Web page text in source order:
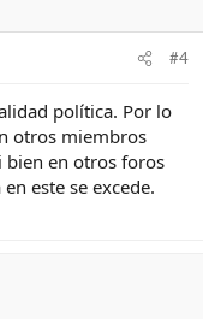
#4
política. Por lo
otros miembros
bien en otros foros
este se excede.